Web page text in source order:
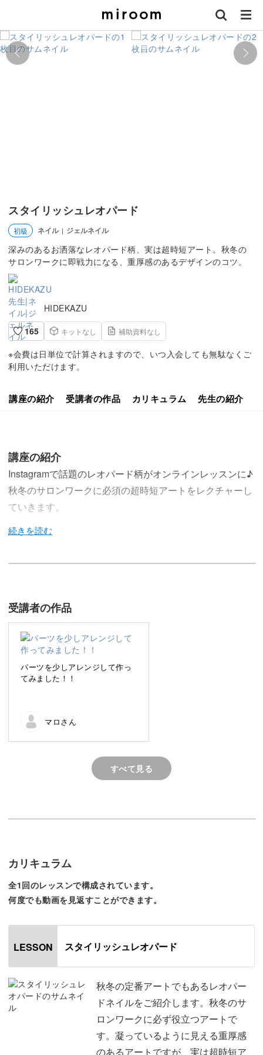
スタイリッシュレオパード
初級 ネイル | ジェルネイル
深みのあるお洒落なレオパード柄、実は超時短アート。秋冬の
サロンワークに即戦力になる、重厚感のあるデザインのコツ。
HIDEKAZU
165
キットなし 補助資料なし
※会費は日単位で計算されますので、いつ入会しても無駄なくご
利用いただけます。
講座の紹介 受講者の作品 カリキュラム 先生の紹介
講座の紹介
Instagramで話題のレオパード柄がオンラインレッスンに♪
秋冬のサロンワークに必須の超時短アートをレクチャーし
ていきます。
秋冬のサロンワークに必ず役立つアートです。HIDEKAZU
先生流のレオパード柄は深みのあるお洒落なレオパード柄
ですが、実は超時短アート。
その他にも、凝った印象に仕上げるためのポイントもレク
チャーしていきます。
◯繊細で凝った印象のアートにするためのひと手間
などなど、簡単なステップの中に盛り込まれた、綺麗に仕
上げるためのポイントをレッスン。
また、少しずつ異なった雰囲気にするための方法もレクチ
ハード系なデザインが苦手なお客様にも、一工夫するだけ
受講者の作品
パーツを少しアレンジして作っ
てみました！！
マロさん
すべて見る
カリキュラム
全1回のレッスンで構成されています。
何度でも動画を見返すことができます。
LESSON スタイリッシュレオパード
秋冬の定番アートでもあるレオパー
ドネイルをご紹介します。秋冬のサ
ロンワークに必ず役立つアートで
す。凝っているように見える重厚感
のあるアートですが、実は超時短ア